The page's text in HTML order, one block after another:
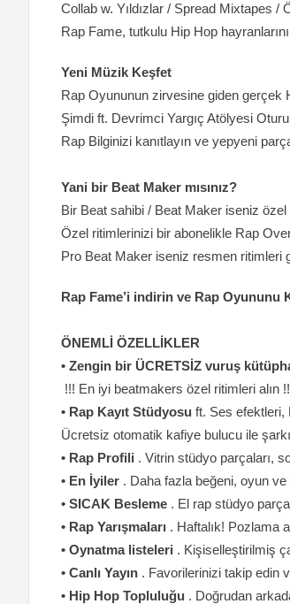
Collab w. Yıldızlar / Spread Mixtapes /
Rap Fame, tutkulu Hip Hop
Yeni Müzik Keşfet
Rap Oyununun zirvesine giden gerçek
Şimdi ft. Devrimci Yargıç Atölyesi
Rap Bilginizi kanıtlayın ve yepyeni
Yani bir Beat Maker mısınız?
Bir Beat sahibi / Beat Maker iseniz özel
Özel ritimlerinizi bir abonelikle Rap
Pro Beat Maker iseniz resmen ritimleri
Rap Fame’i indirin ve Rap Oyununu
ÖNEMLİ ÖZELLİKLER
• Zengin bir ÜCRETSİZ vuruş
!!! En iyi beatmakers özel ritimleri alın
• Rap Kayıt Stüdyosu ft. Ses
Ücretsiz otomatik kafiye bulucu ile
• Rap Profili . Vitrin stüdyo parçaları,
• En İyiler . Daha fazla beğeni, oyun
• SICAK Besleme . El rap stüdyo
• Rap Yarışmaları . Haftalık! Pozlama
• Oynatma listeleri . Kişiselleştirilmiş
• Canlı Yayın . Favorilerinizi takip edin
• Hip Hop Topluluğu . Doğrudan